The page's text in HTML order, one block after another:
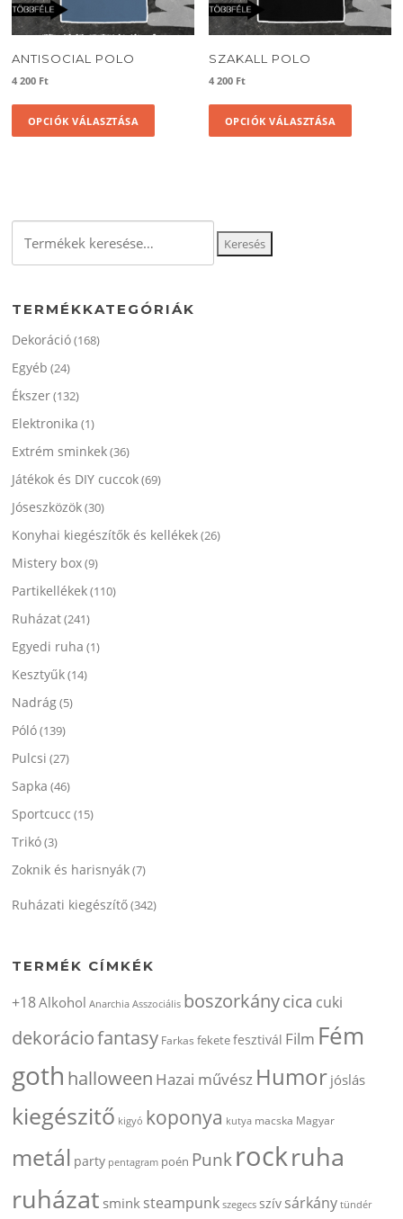
ANTISOCIAL POLO
4 200 Ft
OPCIÓK VÁLASZTÁSA
Ennek
A
a
választhatók
SZAKALL POLO
4 200 Ft
OPCIÓK VÁLASZTÁSA
Ennek
következőre:
Keresés
TERMÉKKATEGÓRIÁK
Dekoráció(168)
Egyéb (24)
Ékszer(132)
Elektronika (1)
Extrém sminkek(36)
Játékok és DIY cuccok(69)
Jóseszközök(30)
Konyhai kiegészítők és kellékek(26)
Mistery box(9)
Partikellékek(110)
Ruházat(241)
Egyedi ruha (1)
Kesztyűk(14)
Nadrág(5)
Póló(139)
Pulcsi (27)
Sapka (46)
Sportcucc (15)
Trikó(3)
Zoknik és harisnyák(7)
Ruházati kiegészítő(342)
TERMÉK CÍMKÉK
+18Alkohol Anarchia Asszociális boszorkánycica cuki
dekoráciofantasy Farkas feketefesztivál Film Fém
goth halloween Hazai művész Humor jóslás
kiegészitő kigyó koponya kutya macska Magyar
metál party pentagram poén Punkrockruha
ruházat smink steampunk szegecs szív sárkány tündér